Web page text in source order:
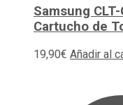
Samsung
Cartucho de
19,90€ Añadir al